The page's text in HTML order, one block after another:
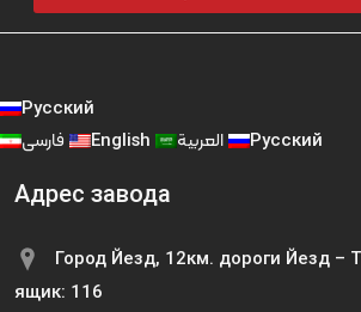
Русский
English Русский
Адрес завода
Город Йезд, 12км. дороги Йезд –
ящик: 116